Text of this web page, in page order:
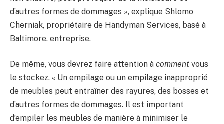
d’autres formes de dommages », explique Shlomo
Cherniak, propriétaire de Handyman Services, basé à
Baltimore. entreprise.
De même, vous devrez faire attention à comment vous
le stockez. « Un empilage ou un empilage inapproprié
de meubles peut entraîner des rayures, des bosses et
d’autres formes de dommages. Il est important
d’empiler les meubles de manière à minimiser le